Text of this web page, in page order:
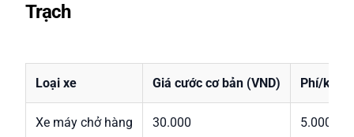
Trạch
Loại xe Giá cước cơ bản (VND) Phí/km
Xe máy chở hàng 30.000 5.000